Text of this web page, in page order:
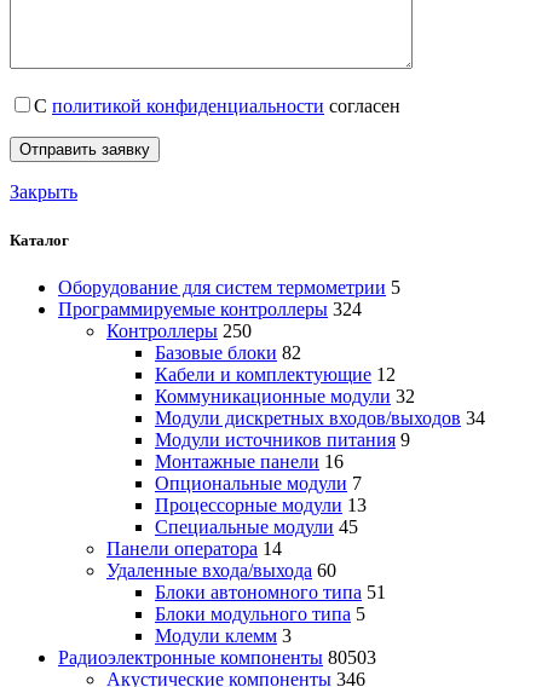
С политикой конфиденциальности согласен
Закрыть
Каталог
Оборудование для систем термометрии 5
Программируемые контроллеры 324
Контроллеры 250
Базовые блоки 82
Кабели и комплектующие 12
Коммуникационные модули 32
Модули дискретных входов/выходов 34
Модули источников питания 9
Монтажные панели 16
Опциональные модули 7
Процессорные модули 13
Специальные модули 45
Панели оператора 14
Удаленные входа/выхода 60
Блоки автономного типа 51
Блоки модульного типа 5
Модули клемм 3
Радиоэлектронные компоненты 80503
Акустические компоненты 346